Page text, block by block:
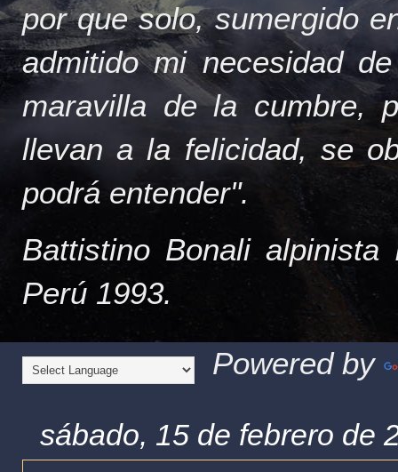
por que solo, sumergido
admitido mi necesidad
maravilla de la cumbre,
llevan a la felicidad, se
podrá entender".
Battistino Bonali
Perú 1993.
Powered by
sábado, 15 de febrero de